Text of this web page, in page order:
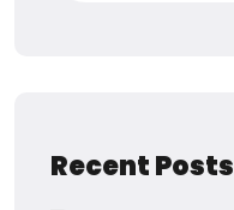
Recent Posts